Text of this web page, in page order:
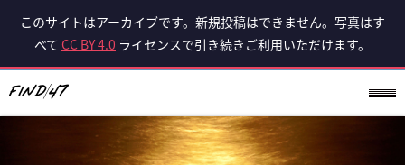
このサイトはアーカイブです。新規投稿はできません。写真はす
べて CC BY 4.0 ライセンスで引き続きご利用いただけます。